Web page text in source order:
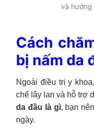
và hướng
Cách
bị nấm da
Ngoài điều trị y
chế lây lan và hỗ trợ
da đầu là gì, bạn
ngày.